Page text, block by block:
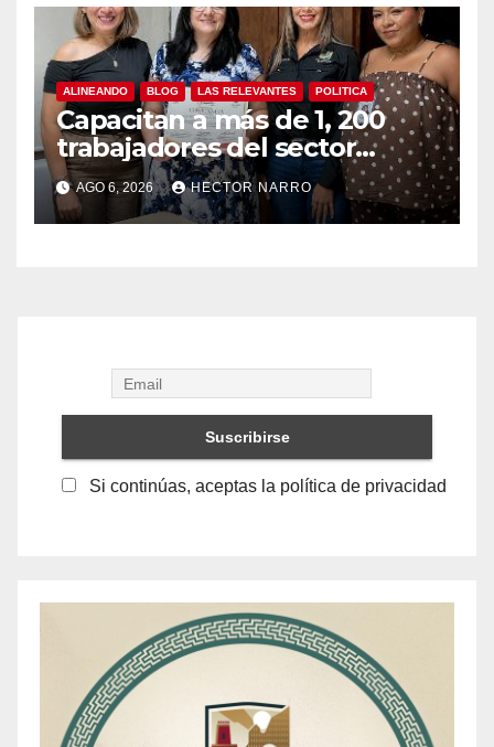
ALINEANDO BLOG LAS RELEVANTES POLITICA
Capacitan a más de 1, 200
trabajadores del sector
hotelero en derechos
humanos y respeto laboral
en Los Cabos
AGO 6, 2026 HECTOR NARRO
Si continúas, aceptas la política de privacidad